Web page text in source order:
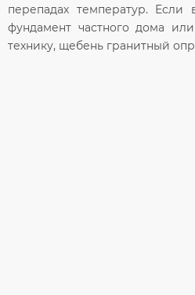
перепадах температур.
фундамент частного дома
технику, щебень гранитный